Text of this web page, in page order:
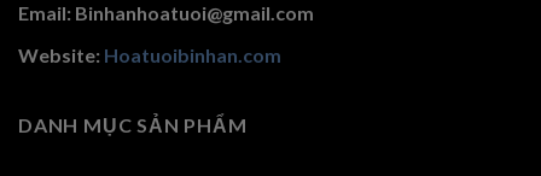
Email: Binhanhoatuoi@gmail.com
Website: Hoatuoibinhan.com
DANH MỤC SẢN PHẨM